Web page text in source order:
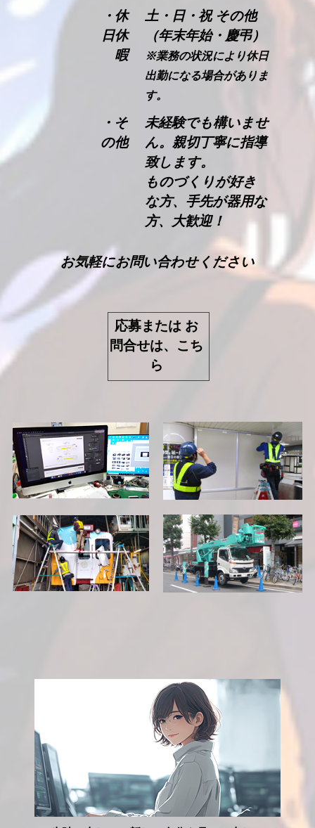
・休
日休
暇
土・日・祝 その他
（年末年始・慶弔）
※業務の状況により休日
出勤になる場合がありま
す。
・そ
の他
未経験でも構いませ
ん。親切丁寧に指導
致します。
ものづくりが好き
な方、手先が器用な
方、大歓迎！
お気軽にお問い合わせください
応募または お
問合せは、こち
ら